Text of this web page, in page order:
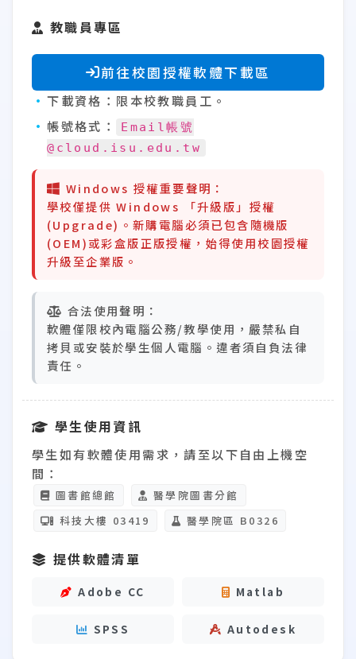
教職員專區
前往校園授權軟體下載區
下載資格： 限本校教職員工。
帳號格式：
Email帳號
@cloud.isu.edu.tw
Windows 授權重要聲明：
學校僅提供 Windows
「升級版」 授權
(Upgrade)。新購電腦必須已包含隨機版
(OEM)或彩盒版正版授權，始得使用校園授權
升級至企業版。
合法使用聲明：
軟體僅限校內電腦公務/教學使用，嚴禁私自
拷貝或安裝於學生個人電腦。違者須自負法律
責任。
學生使用資訊
學生如有軟體使用需求，請至以下自由上機空
間 ：
圖書館總館
醫學院圖書分館
科技大樓 03419
醫學院區 B0326
提供軟體清單
Adobe CC Matlab
SPSS Autodesk